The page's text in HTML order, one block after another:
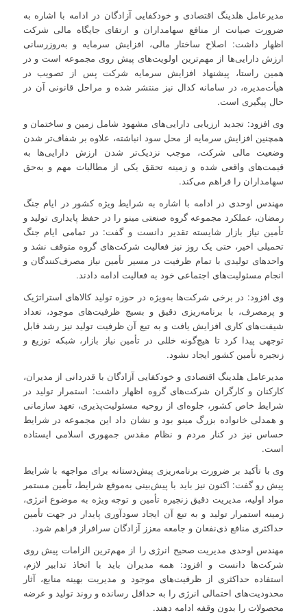
مدیرعامل هلدینگ اقتصادی و خودکفایی آزادگان در ادامه با اشاره به
ضرورت صیانت از منافع سهامداران و ارتقای جایگاه مالی شرکت
اظهار داشت: اصلاح ساختار مالی، افزایش سرمایه و به‌روز‌رسانی
ارزش دارایی‌ها از مهم‌ترین اولویت‌های پیش روی مجموعه است و در
همین راستا، پیشنهاد افزایش سرمایه شرکت پس از تصویب در
هیأت‌مدیره، در سامانه کدال نیز منتشر شده و مراحل قانونی آن در
حال پیگیری است.
وی افزود: تجدید ارزیابی دارایی‌های مشهود شامل زمین و ساختمان و
همچنین افزایش سرمایه از محل سود انباشته، علاوه بر شفاف‌تر شدن
وضعیت مالی شرکت، موجب نزدیک‌تر شدن ارزش دارایی‌ها به
قیمت‌های واقعی شده و زمینه تحقق یکی از مطالبات مهم و به‌حق
سهامداران را فراهم می‌کند.
مهندس اوحدی در ادامه با اشاره به شرایط ویژه کشور در ایام جنگ
رمضان، عملکرد مجموعه گروه صنعتی مینو را در حفظ پایداری تولید و
تأمین نیاز بازار شایسته تقدیر دانست و گفت: در تمامی ایام جنگ
تحمیلی اخیر، حتی یک روز نیز فعالیت شرکت‌های گروه متوقف نشد و
واحدهای تولیدی با تمام ظرفیت در مسیر تأمین نیاز مصرف‌کنندگان و
انجام مسئولیت‌های اجتماعی خود به فعالیت ادامه دادند.
وی افزود: در برخی شرکت‌ها به‌ویژه در حوزه تولید کالاهای استراتژیک
و پرمصرف، با برنامه‌ریزی دقیق و بسیج ظرفیت‌های موجود، تعداد
شیفت‌های کاری افزایش یافت و به تبع آن ظرفیت تولید نیز رشد قابل
توجهی پیدا کرد تا هیچ‌گونه خللی در تأمین نیاز بازار، شبکه توزیع و
زنجیره تأمین کشور ایجاد نشود.
مدیرعامل هلدینگ اقتصادی و خودکفایی آزادگان با قدردانی از مدیران،
کارکنان و کارگران شرکت‌های گروه اظهار داشت: استمرار تولید در
شرایط خاص کشور، جلوه‌ای از روحیه مسئولیت‌پذیری، تعهد سازمانی
و همدلی خانواده بزرگ مینو بود و نشان داد این مجموعه در شرایط
حساس نیز در کنار مردم و نظام مقدس جمهوری اسلامی ایستاده
است.
وی با تأکید بر ضرورت برنامه‌ریزی پیش‌دستانه برای مواجهه با شرایط
پیش رو گفت: اکنون نیز باید با پیش‌بینی به‌موقع شرایط، تأمین مستمر
مواد اولیه، مدیریت دقیق زنجیره تأمین و توجه ویژه به موضوع انرژی،
زمینه استمرار تولید و به تبع آن ایجاد سودآوری پایدار در جهت تأمین
حداکثری منافع ذی‌نفعان و جامعه معزز آزادگان سرافراز فراهم شود.
مهندس اوحدی مدیریت صحیح انرژی را از مهم‌ترین الزامات پیش روی
شرکت‌ها دانست و افزود: همه مدیران باید با اتخاذ تدابیر لازم،
استفاده حداکثری از ظرفیت‌های موجود و مدیریت بهینه منابع، آثار
محدودیت‌های احتمالی انرژی را به حداقل رسانده و روند تولید و عرضه
محصولات را بدون وقفه ادامه دهند.